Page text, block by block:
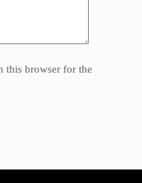
this browser for the